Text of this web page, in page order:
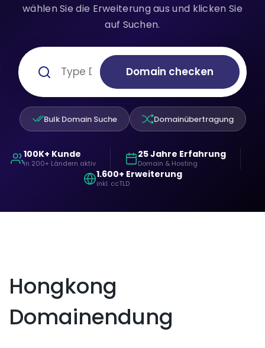
wählen Sie die Erweiterung aus und klicken Sie
auf Suchen.
Domain checken
Bulk Domain Suche Domainübertragung
100K+ Kunde
in 200+ Ländern aktiv
25 Jahre Erfahrung
Domain & Hosting
1.600+ Erweiterung
inkl. ccTLD
Hongkong
Domainendung